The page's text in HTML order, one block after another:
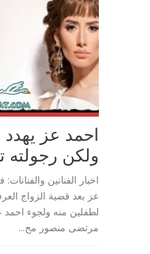
احمد عز
ولكن رجولته
اخبار الفنانين
عز بعد قضية الزواج
لطفلين منه ولجوء احمد
مرتضى منصور مح...